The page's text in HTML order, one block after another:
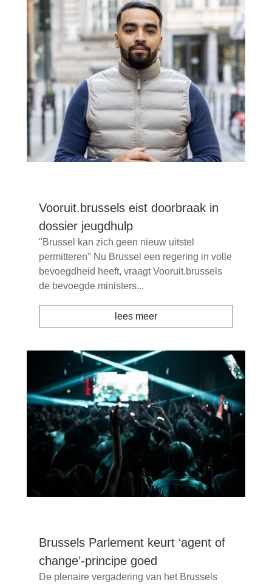
Vooruit.brussels eist doorbraak in
dossier jeugdhulp
"Brussel kan zich geen nieuw uitstel
permitteren" Nu Brussel een regering in volle
bevoegdheid heeft, vraagt Vooruit.brussels
de bevoegde ministers...
lees meer
Brussels Parlement keurt ‘agent of
change’-principe goed
De plenaire vergadering van het Brussels